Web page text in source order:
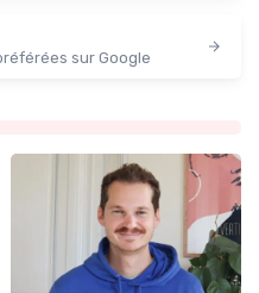
sur Google